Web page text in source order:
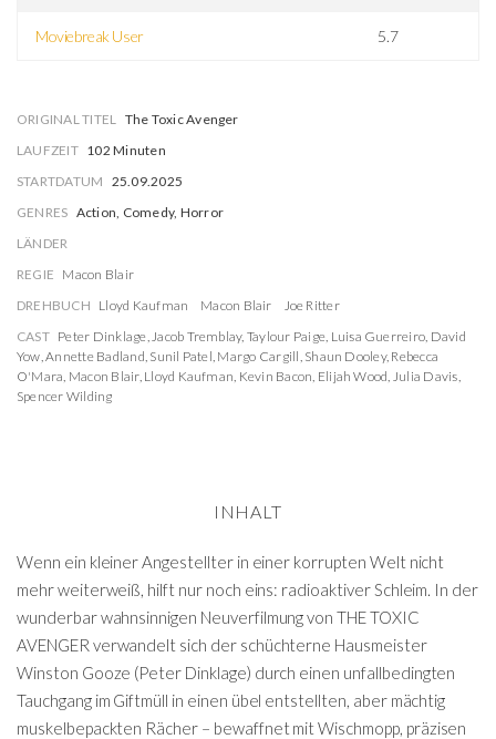
Moviebreak User 5.7
ORIGINAL TITEL The Toxic Avenger
LAUFZEIT 102 Minuten
STARTDATUM 25.09.2025
GENRES Action, Comedy, Horror
LÄNDER
REGIE Macon Blair
DREHBUCH Lloyd Kaufman Macon Blair
Joe Ritter
CAST Peter Dinklage,Jacob Tremblay, Taylour Paige, Luisa Guerreiro, David
Yow,Annette Badland, Sunil Patel, Margo Cargill, Shaun Dooley, Rebecca
O'Mara, Macon Blair, Lloyd Kaufman, Kevin Bacon, Elijah Wood, Julia Davis,
Spencer Wilding
INHALT
Wenn ein kleiner Angestellter in einer korrupten Welt nicht
mehr weiterweiß, hilft nur noch eins: radioaktiver Schleim. In der
wunderbar wahnsinnigen Neuverfilmung von THE TOXIC
AVENGER verwandelt sich der schüchterne Hausmeister
Winston Gooze (Peter Dinklage) durch einen unfallbedingten
Tauchgang im Giftmüll in einen übel entstellten, aber mächtig
muskelbepackten Rächer – bewaffnet mit Wischmopp, präzisen